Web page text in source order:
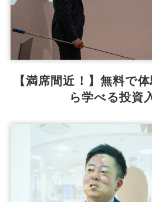
【満席間近！】無料で
ら学べる投資